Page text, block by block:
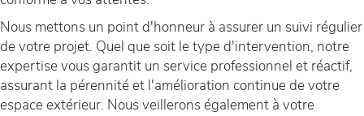
Nous mettons un point d'honneur à assurer un suivi régulier
de votre projet. Quel que soit le type d'intervention, notre
expertise vous garantit un service professionnel et réactif,
assurant la pérennité et l'amélioration continue de votre
espace extérieur. Nous veillerons également à votre